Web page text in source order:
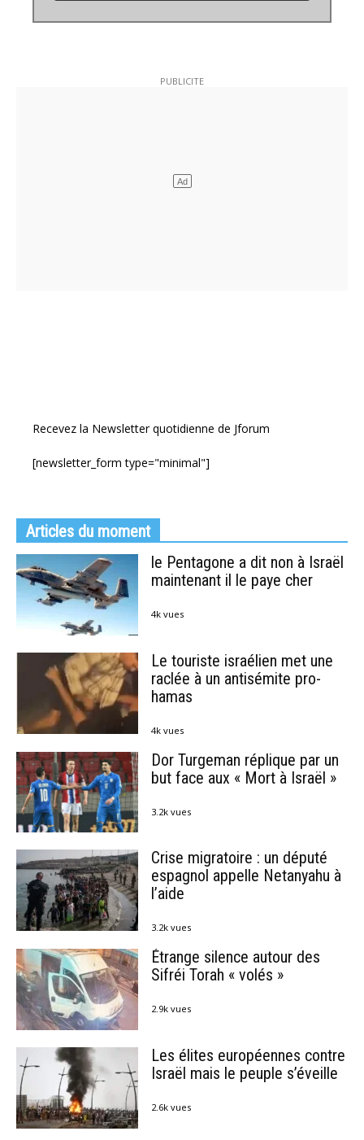
Recevez la Newsletter quotidienne de Jforum
[newsletter_form type="minimal"]
Articles du moment
le Pentagone a dit non à Israël
maintenant il le paye cher
4k vues
Le touriste israélien met une
raclée à un antisémite pro-
hamas
4k vues
Dor Turgeman réplique par un
but face aux « Mort à Israël »
3.2k vues
Crise migratoire : un député
espagnol appelle Netanyahu à
l’aide
3.2k vues
Étrange silence autour des
Sifréi Torah « volés »
2.9k vues
Les élites européennes contre
Israël mais le peuple s’éveille
2.6k vues